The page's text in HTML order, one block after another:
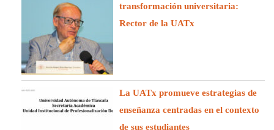
transformación universitaria:
Rector de la UATx
La UATx promueve estrategias de
enseñanza centradas en el contexto
de sus estudiantes